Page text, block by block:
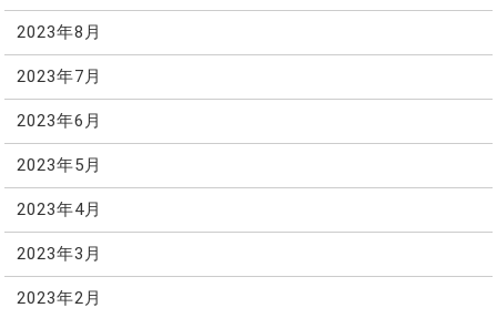
2023年8月
2023年7月
2023年6月
2023年5月
2023年4月
2023年3月
2023年2月